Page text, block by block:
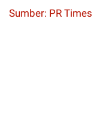
Sumber: PR Times